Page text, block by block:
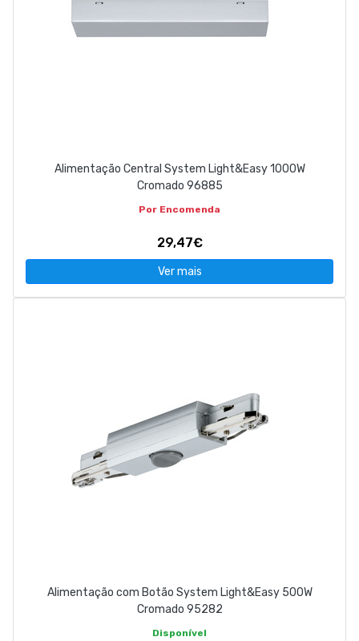
Alimentação Central System Light&Easy 1000W
Cromado 96885
Por Encomenda
29,47€
Ver mais
Alimentação com Botão System Light&Easy 500W
Cromado 95282
Disponível